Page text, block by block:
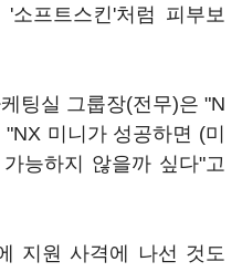
프트스킨'처럼 피부보
팅실 그룹장(전무)은 "N
미니가 성공하면 (미
능하지 않을까 싶다"고
지원 사격에 나선 것도